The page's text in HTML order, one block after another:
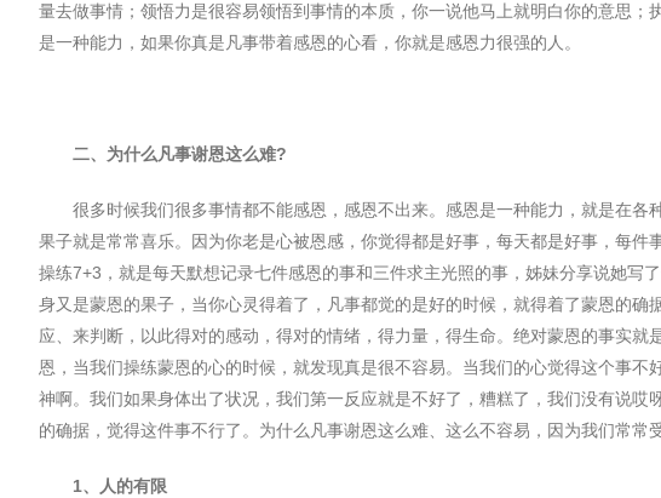
量去做事情；领悟力是很容易领悟到事情的本质，你一说他⻢上就明白你的意思
是一种能力，如果你真是凡事带着感恩的心看，你就是感恩力很强的人。
二、为什么凡事谢恩这么难?
很多时候我们很多事情都不能感恩，感恩不出来。感恩是一种能力，就是在
果子就是常常喜乐。因为你老是心被恩感，你觉得都是好事，每天都是好事，每
操练7+3 ，就是每天默想记录七件感恩的事和三件求主光照的事，姊妹分享说她
身又是蒙恩的果子，当你心灵得着了，凡事都觉的是好的时候，就得着了蒙恩的
应、来判断，以此得对的感动，得对的情绪，得力量，得生命。绝对蒙恩的事实
恩，当我们操练蒙恩的心的时候，就发现真是很不容易。当我们的心觉得这个事
神啊。我们如果身体出了状况，我们第一反应就是不好了，糟糕了，我们没有说
的确据，觉得这件事不行了。为什么凡事谢恩这么难、这么不容易，因为我们常常
1、人的有限